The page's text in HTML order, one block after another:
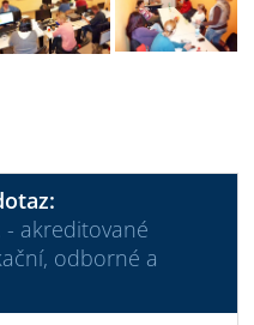
- akreditované
odborné a